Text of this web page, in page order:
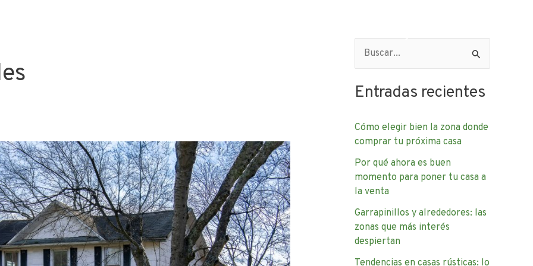
Contacto Blog – Artículos de interés
s
a
o
r
:
Entradas recientes
Cómo elegir bien la zona donde
comprar tu próxima casa
Por qué ahora es buen
momento para poner tu casa a
la venta
Garrapinillos y alrededores: las
zonas que más interés
despiertan
Tendencias en casas rústicas: lo